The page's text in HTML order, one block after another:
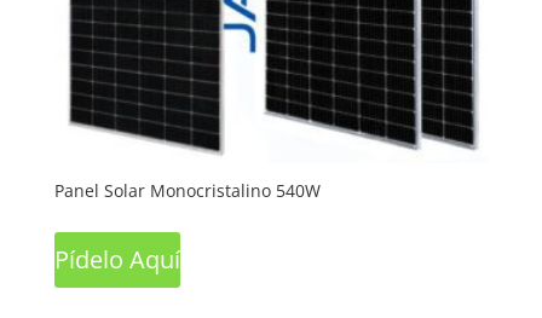
Panel Solar Monocristalino 540W
Pídelo Aquí